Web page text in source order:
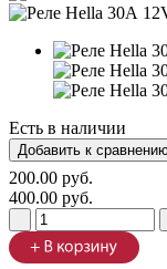
Есть в наличии
200.00 руб.
400.00 руб.